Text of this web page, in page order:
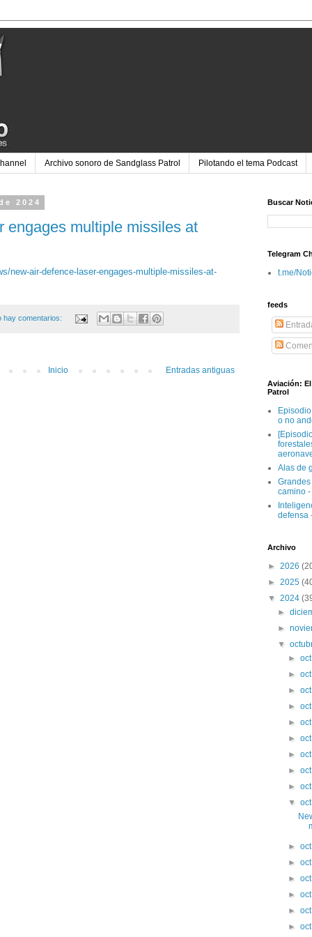
Archivo sonoro de Sandglass Patrol Pilotando el tema Podcast
2024
engages multiple missiles at
new-air-defence-laser-engages-multiple-missiles-at-
hay comentarios:
Entradas antiguas
Inicio
Buscar
Telegram
t.me/
feeds
Aviación:
Patrol
o no
Alas de
camino -
defensa
Archivo
► 2026
► 2025
▼ 2024
►
►
▼
►
►
►
►
►
►
►
►
►
▼
►
►
►
►
►
►